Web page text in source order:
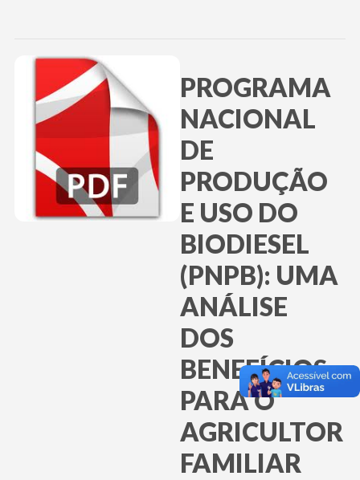
PROGRAMA
NACIONAL
DE
PRODUÇÃO
E USO DO
BIODIESEL
(PNPB): UMA
ANÁLISE
DOS
BENEFÍCIOS
PARA O
AGRICULTOR
FAMILIAR